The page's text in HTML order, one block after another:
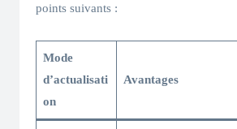
points suivants :
Mode
d’actualisati
on
Avantages